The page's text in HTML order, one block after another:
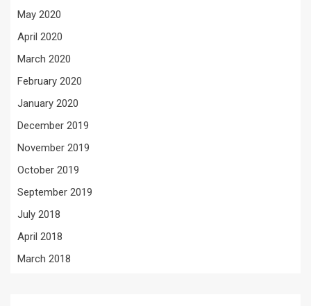
May 2020
April 2020
March 2020
February 2020
January 2020
December 2019
November 2019
October 2019
September 2019
July 2018
April 2018
March 2018